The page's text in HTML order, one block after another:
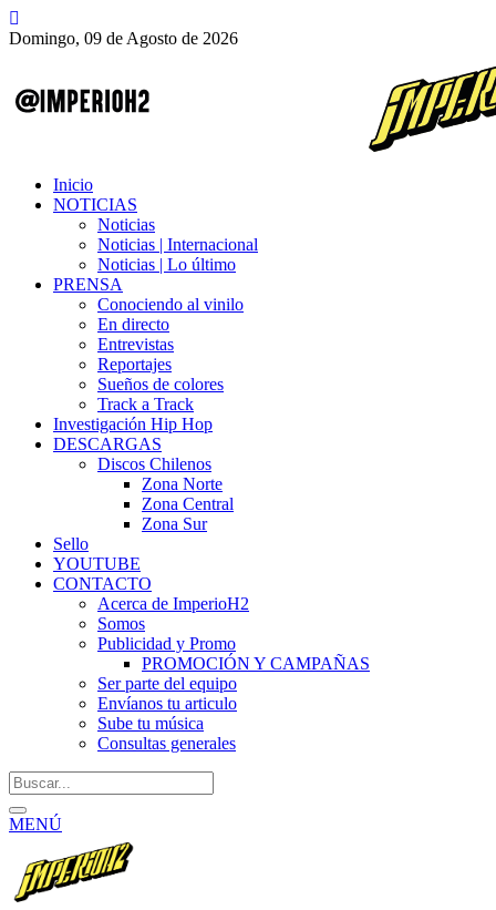
Domingo, 09 de Agosto de 2026
Inicio
NOTICIAS
Noticias
Noticias | Internacional
Noticias | Lo último
PRENSA
Conociendo al vinilo
En directo
Entrevistas
Reportajes
Sueños de colores
Track a Track
Investigación Hip Hop
DESCARGAS
Discos Chilenos
Zona Norte
Zona Central
Zona Sur
Sello
YOUTUBE
CONTACTO
Acerca de ImperioH2
Somos
Publicidad y Promo
PROMOCIÓN Y CAMPAÑAS
Ser parte del equipo
Envíanos tu articulo
Sube tu música
Consultas generales
MENÚ